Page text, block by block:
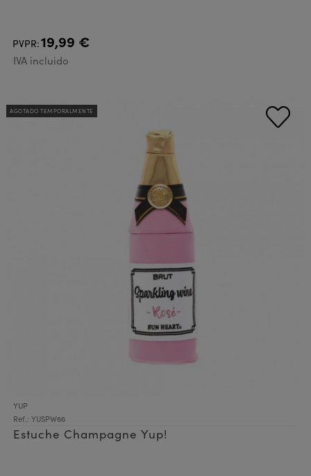
PVPR:19,99 €
IVA incluido
AGOTADO TEMPORALMENTE
YUP
Ref.: YUSPW66
Estuche Champagne Yup!